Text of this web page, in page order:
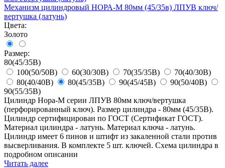
Механизм цилиндровый НОРА-М 80мм (45/35в) ЛПУВ ключ/
вертушка (латунь)
Цвета:
Золото
Размер:
80(45/35В)
100(50/50В)
60(30/30В) 70(35/35В)
70(40/30В)
80(40/40В)
80(45/35В) 90(45/45В)
90(50/40В)
90(55/35В)
Цилиндр Нора-М серии ЛПУВ 80мм ключ/вертушка
(перфорированный ключ). Размер цилиндра - 80мм (45/35В).
Цилиндр сертифицирован по ГОСТ (Сертификат ГОСТ).
Материал цилиндра - латунь. Материал ключа - латунь.
Цилиндр имеет 6 пинов и штифт из закаленной стали против
высверливания. В комплекте 5 шт. ключей. Схема цилиндра в
подробном описании
Читать далее